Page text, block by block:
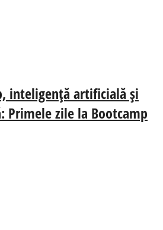
inteligență artificială și
zile la Bootcamp